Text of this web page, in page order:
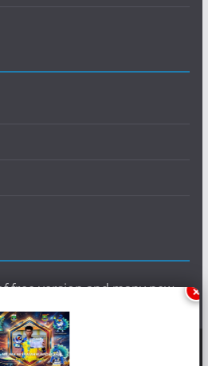
free version and many new
KPK}. Powered by {Media KPK}
×